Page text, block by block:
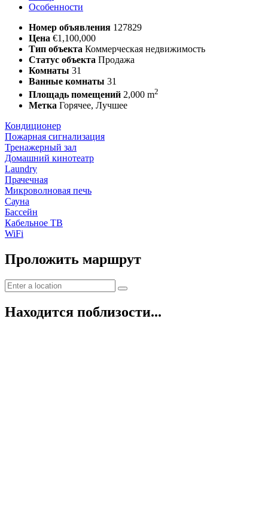
Особенности
Номер объявления 127829
Цена €1,100,000
Тип объекта Коммерческая недвижимость
Статус объекта Продажа
Комнаты 31
Ванные комнаты 31
Площадь помещений 2,000 m2
Метка Горячее, Лучшее
Кондиционер
Пожарная сигнализация
Тренажерный зал
Домашний кинотеатр
Laundry
Прачечная
Микроволновая печь
Сауна
Бассейн
Кабельное ТВ
WiFi
Проложить маршрут
Находится поблизости...